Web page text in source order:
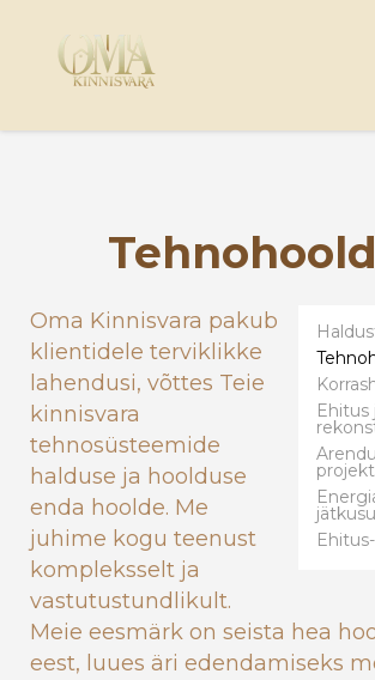
Ehitus
Oma Kinnisvara pakub
klientidele terviklikke
lahendusi, võttes Teie
kinnisvara
tehnosüsteemide
halduse ja hoolduse
enda hoolde. Me
juhime kogu teenust
kompleksselt ja
vastutustundlikult.
Meie eesmärk on seista hea
eest, luues äri edendamiseks